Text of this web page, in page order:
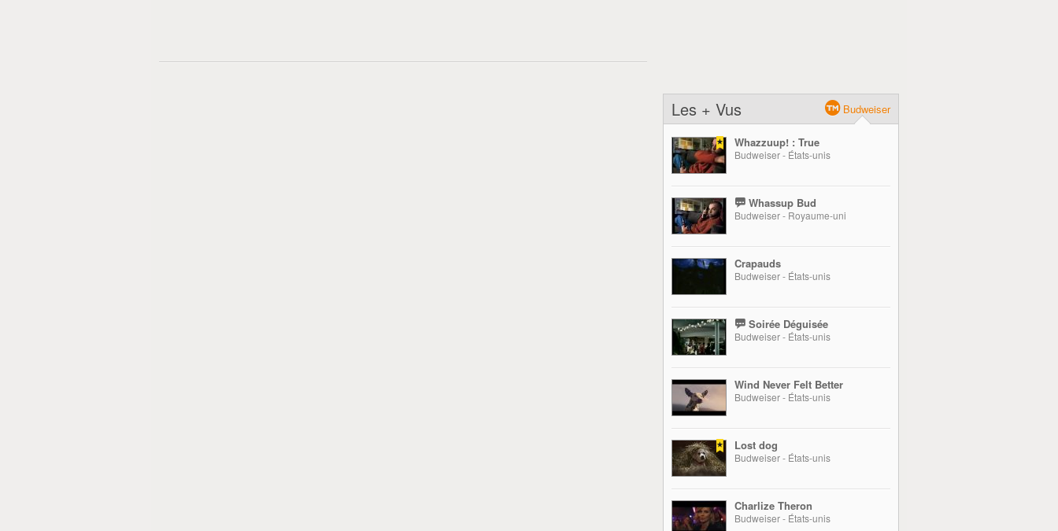
Les + Vus Budweiser
Whazzuup! : True
Budweiser - États-unis
Whassup Bud
Budweiser - Royaume-uni
Crapauds
Budweiser - États-unis
Soirée Déguisée
Budweiser - États-unis
Wind Never Felt Better
Budweiser - États-unis
Lost dog
Budweiser - États-unis
Charlize Theron
Budweiser - États-unis